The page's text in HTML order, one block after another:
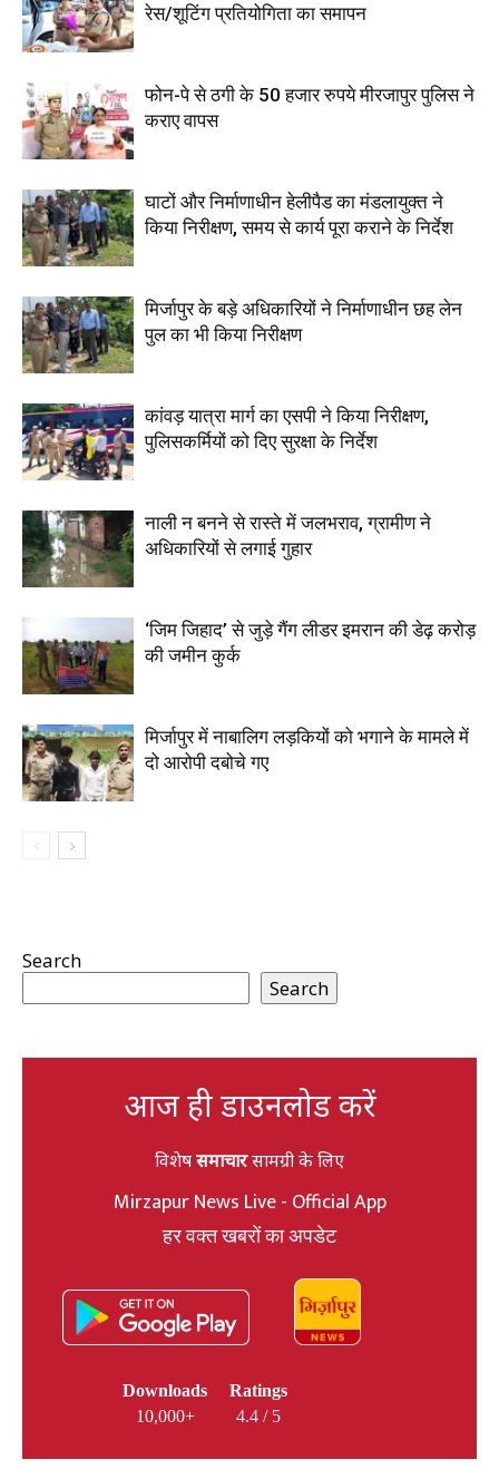
रेस/शूटिंग प्रतियोगिता का समापन
फोन-पे से ठगी के 50 हजार रुपये मीरजापुर पुलिस ने
कराए वापस
घाटों और निर्माणाधीन हेलीपैड का मंडलायुक्त ने
किया निरीक्षण, समय से कार्य पूरा कराने के निर्देश
मिर्जापुर के बड़े अधिकारियों ने निर्माणाधीन छह लेन
पुल का भी किया निरीक्षण
कांवड़ यात्रा मार्ग का एसपी ने किया निरीक्षण,
पुलिसकर्मियों को दिए सुरक्षा के निर्देश
नाली न बनने से रास्ते में जलभराव, ग्रामीण ने
अधिकारियों से लगाई गुहार
‘जिम जिहाद’ से जुड़े गैंग लीडर इमरान की डेढ़ करोड़
की जमीन कुर्क
मिर्जापुर में नाबालिग लड़कियों को भगाने के मामले में
दो आरोपी दबोचे गए
Search
Search
आज ही डाउनलोड करें
विशेषसमाचारसामग्री के लिए
Mirzapur News Live - Official App
हर वक्त खबरों का अपडेट
Downloads
10,000+
Ratings
4.4 / 5